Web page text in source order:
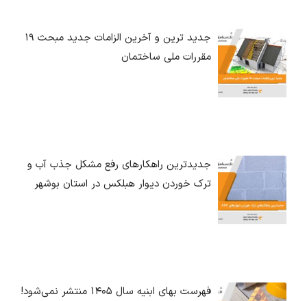
جدید ترین و آخرین الزامات جدید مبحث ۱۹
مقررات ملی ساختمان
جدیدترین راهکارهای رفع مشکل جذب آب و
ترک خوردن دیوار هبلکس در استان بوشهر
فهرست بهای ابنیه سال ۱۴۰۵ منتشر نمی‌شود!